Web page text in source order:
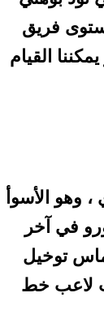
فريق
القيام
وهو الأسوأ
ما يقرب من 600 مليون يورو في آخر
توخيل
لاعب خط